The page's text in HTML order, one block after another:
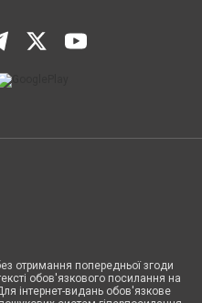
отримання попередньої згоди
обов'язкового посилання на
інтернет-видань обов'язкове